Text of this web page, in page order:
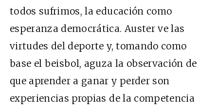
todos sufrimos, la educación como
esperanza democrática. Auster ve las
virtudes del deporte y, tomando como
base el beisbol, aguza la observación de
que aprender a ganar y perder son
experiencias propias de la competencia